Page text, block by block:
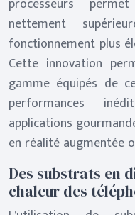
processeurs
nettement
fonctionnement plus
Cette innovation
gamme équipés de
performances
applications
en réalité augmentée
Des substrats en
chaleur des